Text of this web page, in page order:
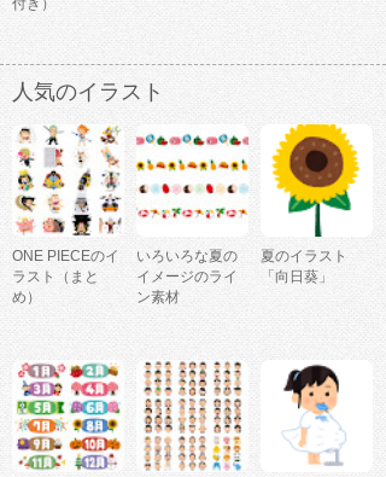
付き）
人気のイラスト
ONE PIECEのイ
ラスト（まと
め）
いろいろな夏の
イメージのライ
ン素材
夏のイラスト
「向日葵」